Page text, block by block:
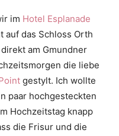
im Hotel Esplanade
auf das Schloss Orth
am Gmundner
die liebe
gestylt. Ich wollte
paar hochgesteckten
Hochzeitstag knapp
die Frisur und die